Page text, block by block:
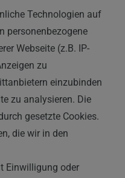
Technologien auf
personenbezogene
Webseite (z.B. IP-
zu
einzubinden
zu analysieren. Die
gesetzte Cookies.
die wir in den
Einwilligung oder